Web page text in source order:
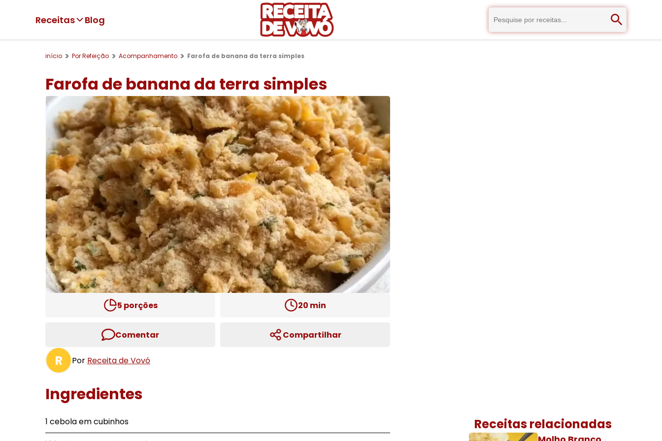
Receitas Blog
início Por Refeição Acompanhamento Farofa de banana da terra simples
Farofa de banana da terra simples
5 porções 20 min
Comentar Compartilhar
R Por Receita de Vovó
Ingredientes
1 cebola em cubinhos
Receitas relacionadas